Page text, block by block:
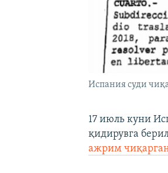
Испания суди
17 июль куни
қидирувга
ажрим